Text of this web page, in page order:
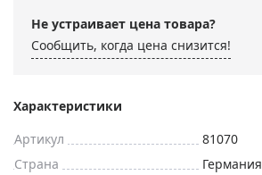
Не устраивает цена товара?
Сообщить, когда цена снизится!
Характеристики
Артикул
81070
Страна
Германия